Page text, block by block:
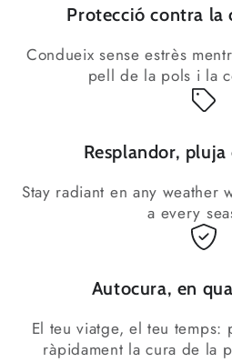
Protecció contra la
Condueix sense estrès
pell de la pols i la
Resplandor,
Stay radiant en any weather
a every
Autocura, en
El teu viatge, el teu temps:
ràpidament la cura de la
Inicia la